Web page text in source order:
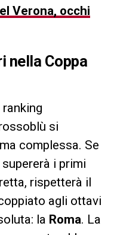
Verona, occhi
nella Coppa
si
complessa. Se
i primi
rispetterà il
agli ottavi
la Roma. La